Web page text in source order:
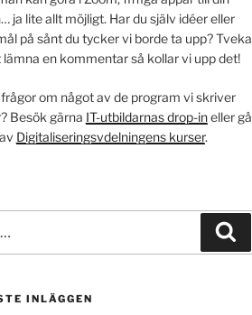
ja lite allt möjligt. Har du själv idéer eller
på sånt du tycker vi borde ta upp? Tveka
lämna en kommentar så kollar vi upp det!
frågor om något av de program vi skriver
Besök gärna IT-utbildarnas drop-ineller gå
Digitaliseringsvdelningens kurser.
INLÄGGEN